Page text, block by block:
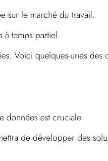
sur le marché du travail.
temps partiel.
Voici quelques-unes des
données est cruciale.
de développer des